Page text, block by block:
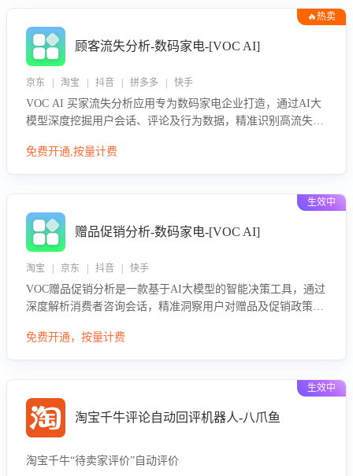
🔥热卖
顾客流失分析-数码家电-[VOC AI]
京东 | 淘宝 | 抖音 | 拼多多 | 快手
VOC AI 买家流失分析应用专为数码家电企业打造，通过AI大
模型深度挖掘用户会话、评论及行为数据，精准识别高流失风
迟、竞品价格冲击等。系统自动输出可落地的挽回策略，迅速
免费开通,按量计费
生效中
赠品促销分析-数码家电-[VOC AI]
淘宝 | 京东 | 抖音 | 快手
VOC赠品促销分析是一款基于AI大模型的智能决策工具，通过
深度解析消费者咨询会话，精准洞察用户对赠品及促销政策的
求，帮助企业制定个性化赠品组合策略，优化资源投放并淘汰
免费开通，按量计费
生效中
淘宝千牛评论自动回评机器人-八爪鱼
淘宝千牛“待卖家评价”自动评价